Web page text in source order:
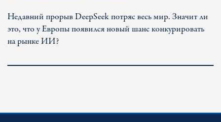
Недавний прорыв DeepSeek потряс весь мир. Значит ли
это, что у Европы появился новый шанс конкурировать
на рынке ИИ?